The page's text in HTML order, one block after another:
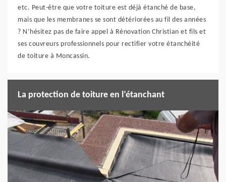
etc. Peut-être que votre toiture est déjà étanché de base,
mais que les membranes se sont détériorées au fil des années
? N’hésitez pas de faire appel à Rénovation Christian et fils et
ses couvreurs professionnels pour rectifier votre étanchéité
de toiture à Moncassin.
La protection de toiture en l’étanchant